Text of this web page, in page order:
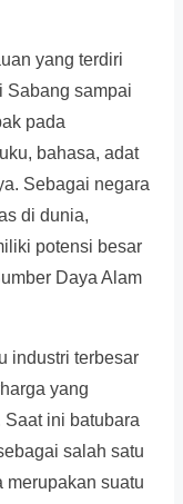
yang terdiri
Sabang sampai
pada
bahasa, adat
Sebagai negara
di dunia,
potensi besar
Daya Alam
industri terbesar
yang
ini batubara
salah satu
merupakan suatu